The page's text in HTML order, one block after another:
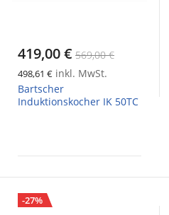
419,00 € 569,00 €
498,61 € inkl. MwSt.
Bartscher
Induktionskocher IK 50TC
-27%